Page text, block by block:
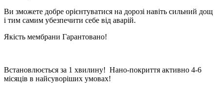
Ви зможете добре орієнтуватися на дорозі навіть сильний дощ
і тим самим убезпечити себе від аварій.
Якість мембрани Гарантовано!
Встановлюється за 1 хвилину! Нано-покриття активно 4-6
місяців в найсуворіших умовах!